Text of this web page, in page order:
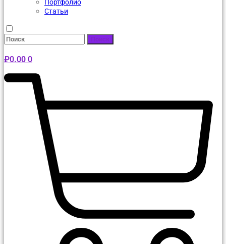
Портфолио
Статьи
Поиск
₽0.00 0